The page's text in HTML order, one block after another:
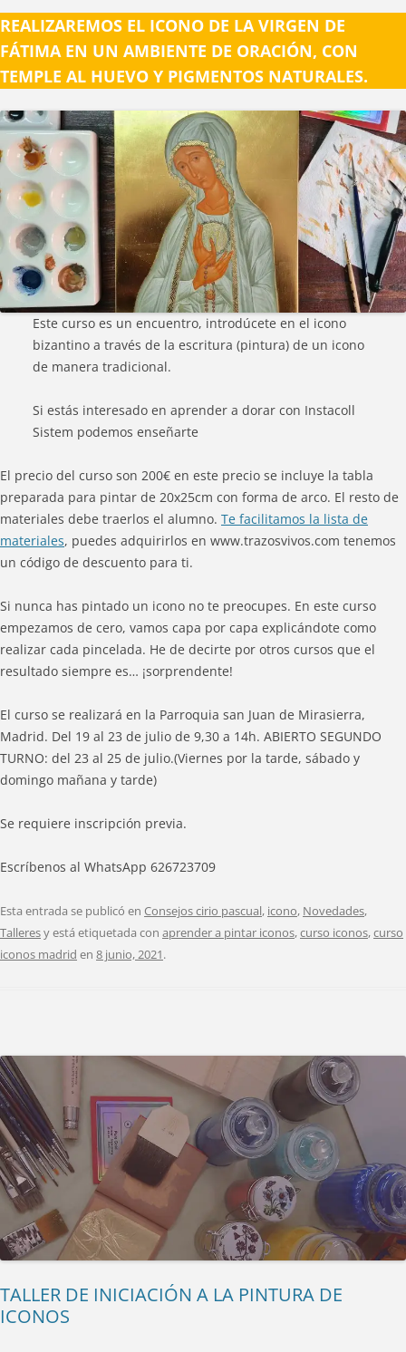
REALIZAREMOS EL ICONO DE LA VIRGEN DE
FÁTIMA EN UN AMBIENTE DE ORACIÓN, CON
TEMPLE AL HUEVO Y PIGMENTOS NATURALES.
Este curso es un encuentro, introdúcete en el icono
bizantino a través de la escritura (pintura) de un icono
de manera tradicional.
Si estás interesado en aprender a dorar con Instacoll
Sistem podemos enseñarte
El precio del curso son 200€ en este precio se incluye la tabla
preparada para pintar de 20x25cm con forma de arco. El resto de
materiales debe traerlos el alumno. Te facilitamos la lista de
materiales, puedes adquirirlos en www.trazosvivos.com tenemos
un código de descuento para ti.
Si nunca has pintado un icono no te preocupes. En este curso
empezamos de cero, vamos capa por capa explicándote como
realizar cada pincelada. He de decirte por otros cursos que el
resultado siempre es… ¡sorprendente!
El curso se realizará en la Parroquia san Juan de Mirasierra,
Madrid. Del 19 al 23 de julio de 9,30 a 14h. ABIERTO SEGUNDO
TURNO: del 23 al 25 de julio.(Viernes por la tarde, sábado y
domingo mañana y tarde)
Se requiere inscripción previa.
Escríbenos al WhatsApp 626723709
Esta entrada se publicó en Consejos cirio pascual, icono, Novedades,
Talleresy está etiquetada con aprender a pintar iconos,curso iconos,curso
iconos madrid en 8 junio, 2021.
TALLER DE INICIACIÓN A LA PINTURA DE
ICONOS